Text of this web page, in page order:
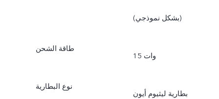
(بشكل نموذجي)
طاقة الشحن
15 وات
نوع البطارية
بطارية ليثيوم أيون